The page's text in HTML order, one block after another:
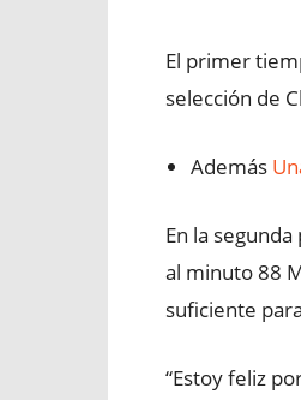
El primer
selección de
Además
En la
al minuto 88
suficiente
“Estoy feliz